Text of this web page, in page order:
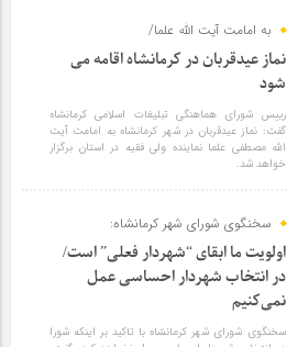
به امامت آیت الله علما/
نماز عیدقربان در کرمانشاه اقامه می
شود
رییس شورای هماهنگی تبلیغات اسلامی کرمانشاه
گفت: نماز عیدقربان در شهر کرمانشاه به امامت آیت
الله مصطفی علما نماینده ولی فقیه در استان برگزار
خواهد شد.
سخنگوی شورای شهر کرمانشاه:
اولویت ما ابقای “شهردار فعلی” است/
در انتخاب شهردار احساسی عمل
نمی‌کنیم
سخنگوی شورای شهر کرمانشاه با تاکید بر اینکه شورا